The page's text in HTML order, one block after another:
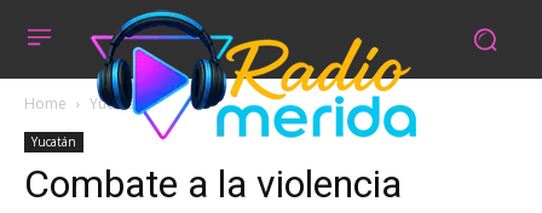
Home Yucatán
Yucatán
Combate a la violencia